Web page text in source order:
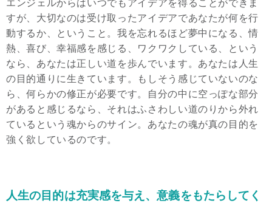
エンジェルからはいつでもアイデアを得ることができま
すが、大切なのは受け取ったアイデアであなたが何を行
動するか、ということ。我を忘れるほど夢中になる、情
熱、喜び、幸福感を感じる、ワクワクしている、という
なら、あなたは正しい道を歩んでいます。あなたは人生
の目的通りに生きています。もしそう感じていないのな
ら、何らかの修正が必要です。自分の中に空っぽな部分
があると感じるなら、それはふさわしい道のりから外れ
ているという魂からのサイン。あなたの魂が真の目的を
強く欲しているのです。
人生の目的は充実感を与え、意義をもたらしてく